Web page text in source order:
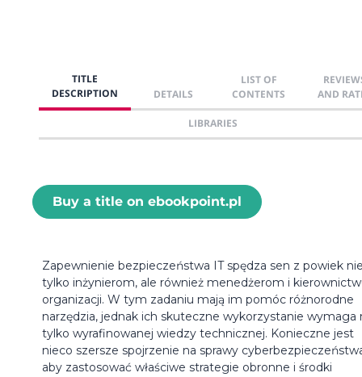
TITLE
DESCRIPTION
DETAILS
LIST OF
CONTENTS
AND
LIBRARIES
Buy a title on ebookpoint.pl
Zapewnienie bezpieczeństwa IT spędza sen z powiek
tylko inżynierom, ale również menedżerom i
organizacji. W tym zadaniu mają im pomóc różnorodne
narzędzia, jednak ich skuteczne wykorzystanie wymaga
tylko wyrafinowanej wiedzy technicznej. Konieczne jest
nieco szersze spojrzenie na sprawy
aby zastosować właściwe strategie obronne i środki